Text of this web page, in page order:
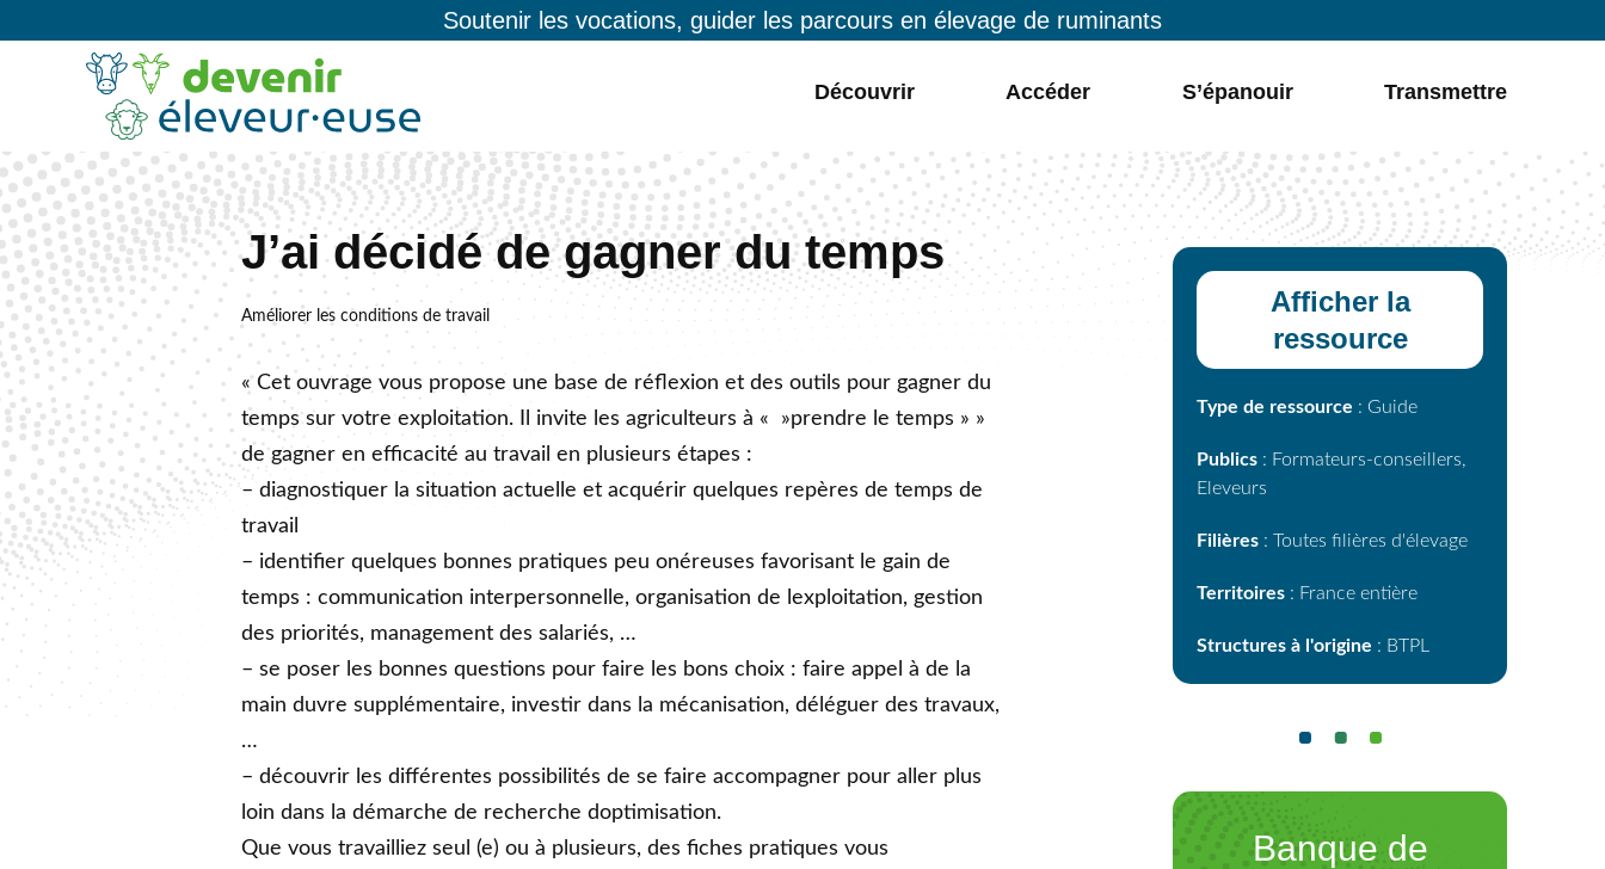
Soutenir les vocations, guider les parcours en élevage de ruminants
Découvrir Accéder S’épanouir Transmettre
J’ai décidé de gagner du temps
Améliorer les conditions de travail
« Cet ouvrage vous propose une base de réflexion et des outils pour gagner du
temps sur votre exploitation. Il invite les agriculteurs à « »prendre le temps » »
de gagner en efficacité au travail en plusieurs étapes :
– diagnostiquer la situation actuelle et acquérir quelques repères de temps de
travail
– identifier quelques bonnes pratiques peu onéreuses favorisant le gain de
temps : communication interpersonnelle, organisation de lexploitation, gestion
des priorités, management des salariés, …
– se poser les bonnes questions pour faire les bons choix : faire appel à de la
main duvre supplémentaire, investir dans la mécanisation, déléguer des travaux,
…
– découvrir les différentes possibilités de se faire accompagner pour aller plus
loin dans la démarche de recherche doptimisation.
Que vous travailliez seul (e) ou à plusieurs, des fiches pratiques vous
Afficher la
ressource
Type de ressource : Guide
Publics : Formateurs-conseillers,
Eleveurs
Filières : Toutes filières d'élevage
Territoires : France entière
Structures à l'origine : BTPL
Banque de